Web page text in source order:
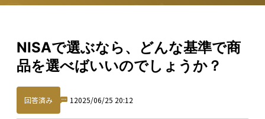
NISAで選ぶなら、どんな基準で商
品を選べばいいのでしょうか？
回答済み 1 2025/06/25 20:12